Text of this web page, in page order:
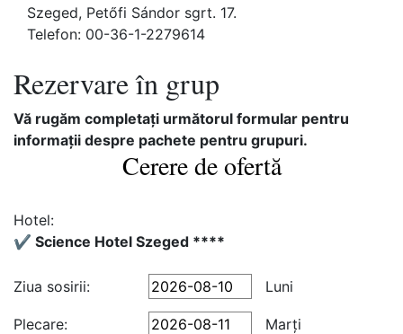
Szeged, Petőfi Sándor sgrt. 17.
Telefon: 00-36-1-2279614
Rezervare în grup
Vă rugăm completaţi următorul formular pentru
informaţii despre pachete pentru grupuri.
Cerere de ofertă
Hotel:
✔️ Science Hotel Szeged ****
Ziua sosirii: Luni
Plecare:
Marţi